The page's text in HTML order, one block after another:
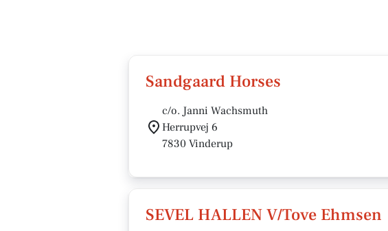
Sandgaard Horses
c/o. Janni Wachsmuth
Herrupvej 6
7830 Vinderup
SEVEL HALLEN V/Tove Ehmsen